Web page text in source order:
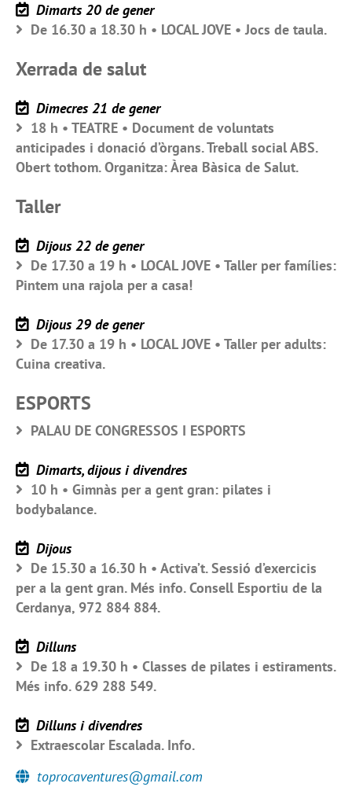
Dimarts 20 de gener
De 16.30 a 18.30 h • LOCAL JOVE • Jocs de taula.
Xerrada de salut
Dimecres 21 de gener
18 h • TEATRE • Document de voluntats
anticipades i donació d’òrgans. Treball social ABS.
Obert tothom. Organitza: Àrea Bàsica de Salut.
Taller
Dijous 22 de gener
De 17.30 a 19 h • LOCAL JOVE • Taller per famílies:
Pintem una rajola per a casa!
Dijous 29 de gener
De 17.30 a 19 h • LOCAL JOVE • Taller per adults:
Cuina creativa.
ESPORTS
PALAU DE CONGRESSOS I ESPORTS
Dimarts, dijous i divendres
10 h • Gimnàs per a gent gran: pilates i
bodybalance.
Dijous
De 15.30 a 16.30 h • Activa’t. Sessió d’exercicis
per a la gent gran. Més info. Consell Esportiu de la
Cerdanya, 972 884 884.
Dilluns
De 18 a 19.30 h • Classes de pilates i estiraments.
Més info. 629 288 549.
Dilluns i divendres
Extraescolar Escalada. Info.
toprocaventures@gmail.com